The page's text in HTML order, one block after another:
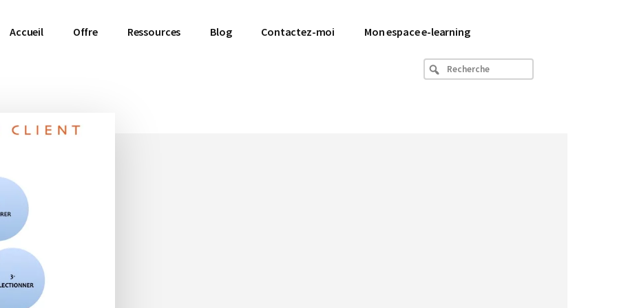
Accueil Offre Ressources Blog Contactez-moi Mon espace e-learning
Recherche